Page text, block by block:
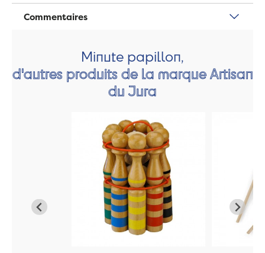
Commentaires
Minute papillon,
d'autres produits de la marque Artisan
du Jura